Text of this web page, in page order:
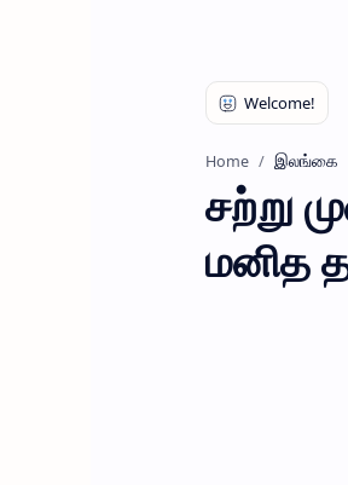
Home இலங்கை
சற்று
மனித